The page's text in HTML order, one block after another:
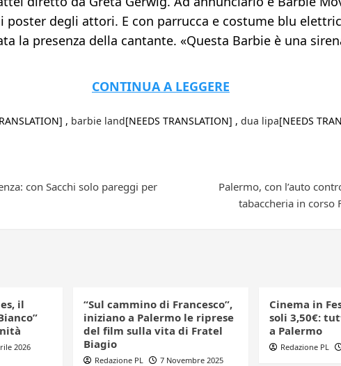
poster degli attori. E con parrucca e costume blu
la presenza della cantante. «Questa Barbie è una
CONTINUA A LEGGERE
, barbie land[NEEDS TRANSLATION] , dua lipa[NEEDS
con Sacchi solo pareggi per
Palermo, con l’auto
tabaccheria in corso
il
2026
“Sul cammino di Francesco”,
iniziano a Palermo le riprese
del film sulla vita di Fratel
Biagio
Redazione PL 7 Novembre 2025
Cinema in
soli 3,50€:
a Palermo
Redazione PL